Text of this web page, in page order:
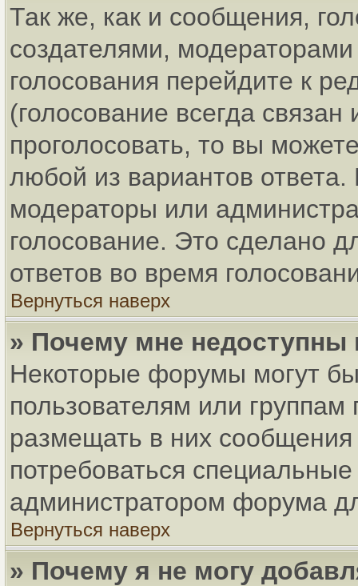
Так же, как и сообщения,
создателями,
голосования перейдите к
(голосование всегда
проголосовать, то вы
любой из вариантов ответа.
модераторы или
голосование. Это сделано
ответов во время
Вернуться наверх
» Почему мне
Некоторые форумы могут
пользователям или
размещать в них
потребоваться
администратором форума
Вернуться наверх
» Почему я не могу